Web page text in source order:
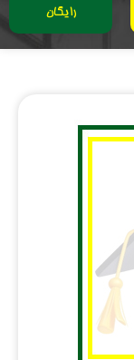
رایگان